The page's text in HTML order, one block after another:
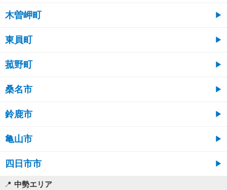
木曽岬町
東員町
菰野町
桑名市
鈴鹿市
亀山市
四日市市
中勢エリア